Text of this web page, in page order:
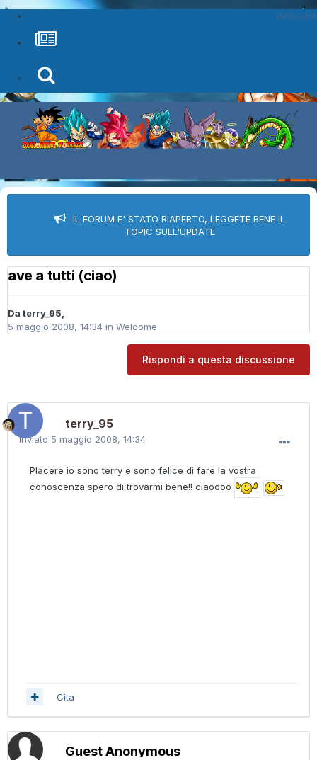
Welcome
IL FORUM E' STATO RIAPERTO, LEGGETE BENE IL
TOPIC SULL'UPDATE
ave a tutti (ciao)
Da terry_95,
5 maggio 2008, 14:34 in Welcome
Rispondi a questa discussione
terry_95
Inviato 5 maggio 2008, 14:34
PIacere io sono terry e sono felice di fare la vostra
conoscenza spero di trovarmi bene!! ciaoooo
Cita
Guest Anonymous